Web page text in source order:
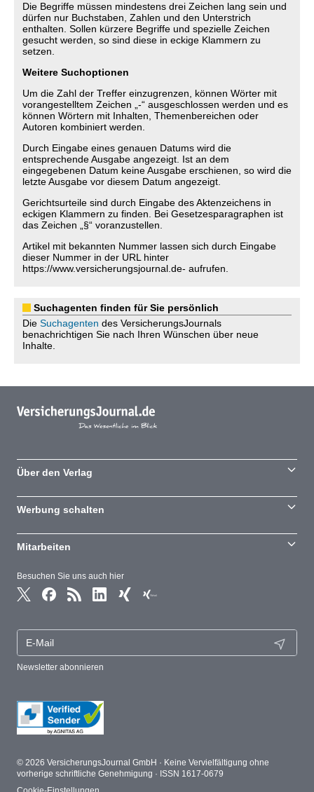
Die Begriffe müssen mindestens drei Zeichen lang sein und
dürfen nur Buchstaben, Zahlen und den Unterstrich
enthalten. Sollen kürzere Begriffe und spezielle Zeichen
gesucht werden, so sind diese in eckige Klammern zu
setzen.
Weitere Suchoptionen
Um die Zahl der Treffer einzugrenzen, können Wörter mit
vorangestelltem Zeichen „-“ ausgeschlossen werden und es
können Wörtern mit Inhalten, Themenbereichen oder
Autoren kombiniert werden.
Durch Eingabe eines genauen Datums wird die
entsprechende Ausgabe angezeigt. Ist an dem
eingegebenen Datum keine Ausgabe erschienen, so wird die
letzte Ausgabe vor diesem Datum angezeigt.
Gerichtsurteile sind durch Eingabe des Aktenzeichens in
eckigen Klammern zu finden. Bei Gesetzesparagraphen ist
das Zeichen „§“ voranzustellen.
Artikel mit bekannten Nummer lassen sich durch Eingabe
dieser Nummer in der URL hinter
https://www.versicherungsjournal.de- aufrufen.
Suchagenten finden für Sie persönlich
Die Suchagenten des VersicherungsJournals
benachrichtigen Sie nach Ihren Wünschen über neue
Inhalte.
Besuchen Sie uns auch hier
Newsletter abonnieren
Über den Verlag
Werbung schalten
Mitarbeiten
© 2026 VersicherungsJournal GmbH · Keine Vervielfältigung ohne
vorherige schriftliche Genehmigung · ISSN 1617-0679